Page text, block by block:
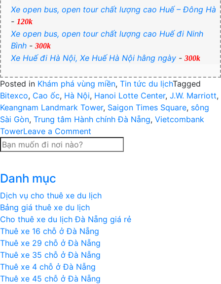
Xe open bus, open tour chất lượng cao Huế – Đông Hà
- 120k
Xe open bus, open tour chất lượng cao Huế đi Ninh
Bình - 300k
Xe Huế đi Hà Nội, Xe Huế Hà Nội hằng ngày - 300k
Posted in Khám phá vùng miền, Tin tức du lịchTagged
Bitexco, Cao ốc, Hà Nội, Hanoi Lotte Center, J.W. Marriott,
Keangnam Landmark Tower, Saigon Times Square, sông
Sài Gòn, Trung tâm Hành chính Đà Nẵng, Vietcombank
TowerLeave a Comment
đẹp
tòa
nhà
chọc
trời
cao
nhất
Việt
Nam
Danh mục
Dịch vụ cho thuê xe du lịch
Bảng giá thuê xe du lịch
Cho thuê xe du lịch Đà Nẵng giá rẻ
Thuê xe 16 chỗ ở Đà Nẵng
Thuê xe 29 chỗ ở Đà Nẵng
Thuê xe 35 chỗ ở Đà Nẵng
Thuê xe 4 chỗ ở Đà Nẵng
Thuê xe 45 chỗ ở Đà Nẵng